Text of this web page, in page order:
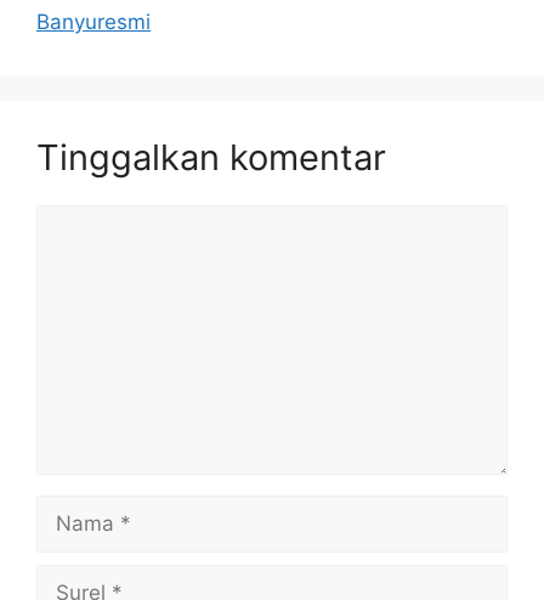
Banyuresmi
Tinggalkan komentar